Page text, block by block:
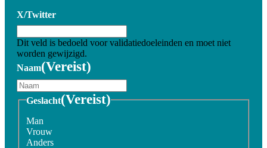
X/Twitter
Dit veld is bedoeld voor validatiedoeleinden en moet niet
worden gewijzigd.
Naam(Vereist)
Geslacht(Vereist)
Man
Vrouw
Anders